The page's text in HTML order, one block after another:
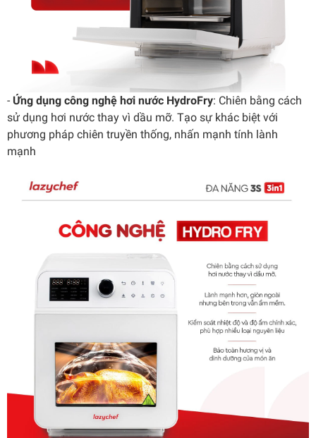
- Ứng dụng công nghệ hơi nước HydroFry: Chiên bằng cách
sử dụng hơi nước thay vì dầu mỡ. Tạo sự khác biệt với
phương pháp chiên truyền thống, nhấn mạnh tính lành
mạnh